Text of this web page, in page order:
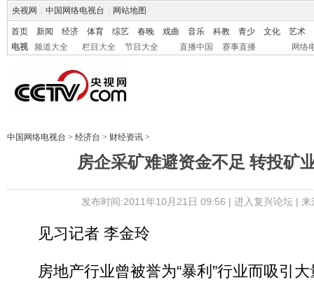
央视网 中国网络电视台 网站地图
首页 新闻 经济 体育 综艺 春晚 戏曲 音乐 科教 青少 文化
艺术
电视
频道大全 栏目大全 节目大全 直播中国 赛事直播 网络
中国网络电视台 > 经济台 > 财经资讯 >
房企采矿难避资金不足 转投矿
发布时间:2011年10月21日 09:56 | 进入复兴论坛| 来
见习记者 李金玲
房地产行业曾被誉为“暴利”行业而吸引大